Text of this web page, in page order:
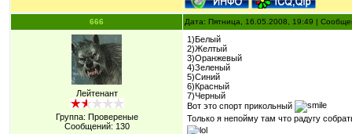
666 Дата: Пятница, 16.05.2008, 19:49 |
Лейтенант
Группа: Провереные
Сообщений: 130
1)Белый
2)Желтый
3)Оранжевый
4)Зеленый
5)Синий
6)Красный
7)Черный
Вот это спорт прикольный
Только я непойму там что радугу